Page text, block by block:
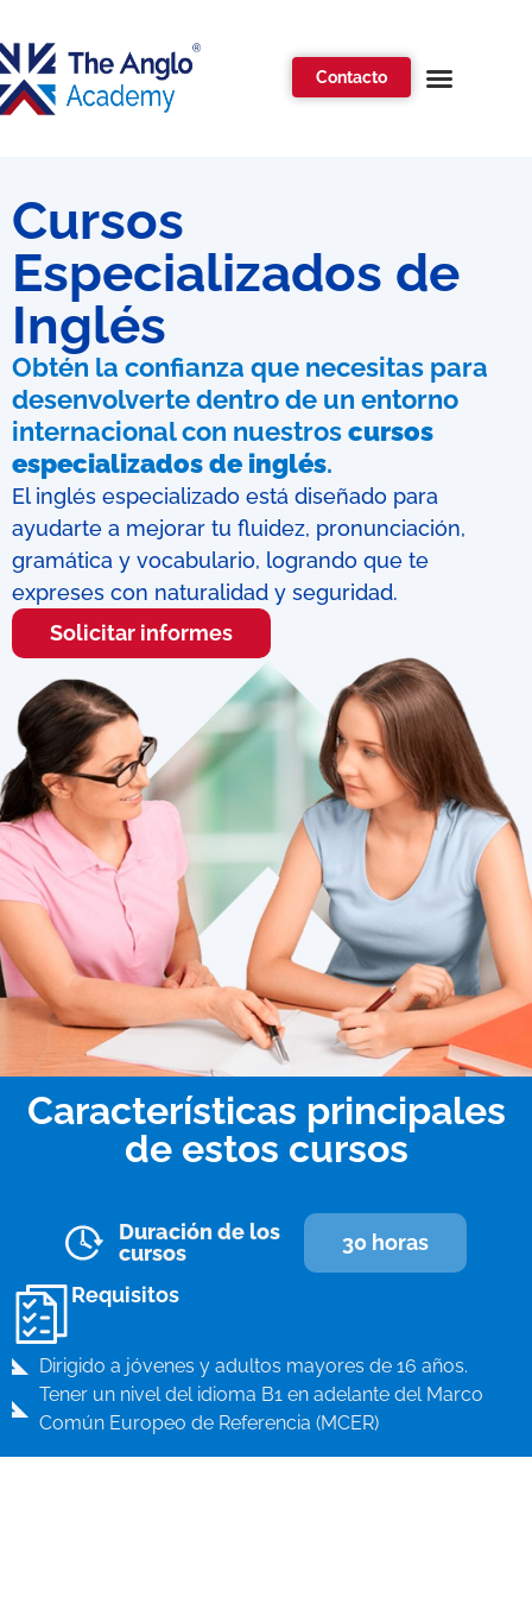
Contacto
Cursos
Especializados de
Inglés
Obtén la confianza que necesitas para
desenvolverte dentro de un entorno
internacional con nuestroscursos
especializados de inglés.
El inglés especializado está diseñado para
ayudarte a mejorar tu fluidez, pronunciación,
gramática y vocabulario, logrando que te
expreses con naturalidad y seguridad.
Solicitar informes
Características principales
de estos cursos
Duración de los
cursos
30 horas
Requisitos
Dirigido a jóvenes y adultos mayores de 16 años.
Tener un nivel del idioma B1 en adelante del Marco
Común Europeo de Referencia (MCER)